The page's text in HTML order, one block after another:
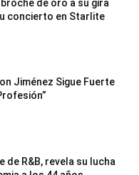
de oro a su gira
concierto en Starlite
Jiménez Sigue Fuerte
de R&B, revela su lucha